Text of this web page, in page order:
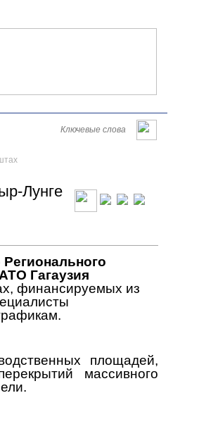
Лунге
Регионального
Гагаузия
финансируемых из
площадей,
массивного